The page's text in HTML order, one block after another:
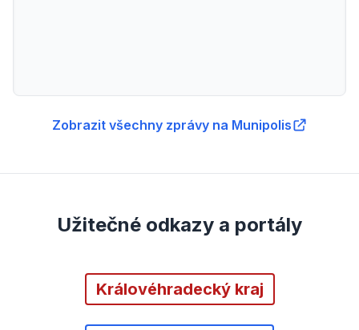
Zobrazit všechny zprávy na Munipolis
Užitečné odkazy a portály
Královéhradecký kraj